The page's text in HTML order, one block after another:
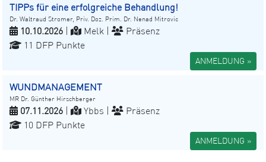
TIPPs für eine erfolgreiche Behandlung!
Dr. Waltraud Stromer, Priv. Doz. Prim. Dr. Nenad Mitrovic
10.10.2026 Melk |
Präsenz
11 DFP Punkte
ANMELDUNG »
WUNDMANAGEMENT
MR Dr. Günther Hirschberger
07.11.2026 Ybbs |
Präsenz
10 DFP Punkte
ANMELDUNG »